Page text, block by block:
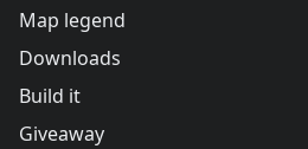
Map legend
Downloads
Build it
Giveaway